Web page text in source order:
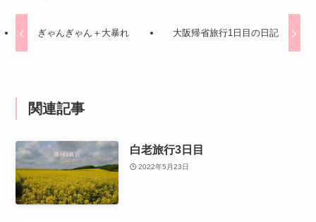
ぎゃんぎゃん＋大暴れ 大阪帰省旅行1日目の日記
関連記事
白老旅行3日目
2022年5月23日